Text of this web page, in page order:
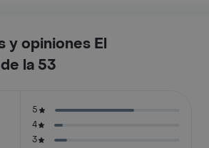
y opiniones El
la 53
5
4
3